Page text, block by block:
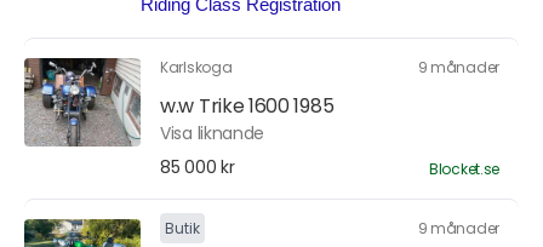
Karlskoga 9 månader
w.w Trike 1600 1985
Visa liknande
85 000 kr
Blocket.se
Butik 9 månader